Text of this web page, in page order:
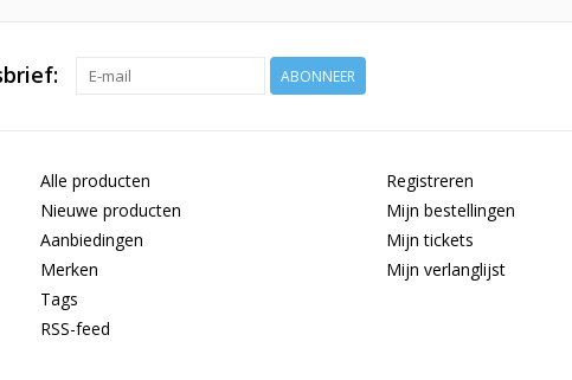
ABONNEER
Alle producten
Nieuwe producten
Aanbiedingen
Merken
Tags
RSS-feed
Registreren
Mijn bestellingen
Mijn tickets
Mijn verlanglijst